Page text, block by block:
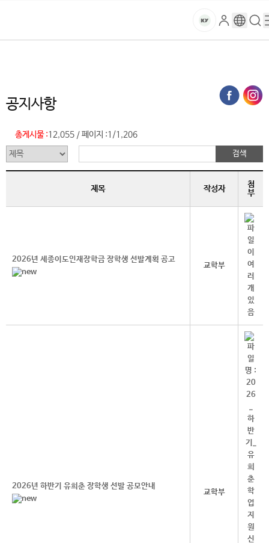
건
대
학
교
마
로
그
구
글
검
색
메
로
공지사항
총게시물 :12,055 /페이지 :1/1,206
제목 작성자
첨
부
2026년 세종이도인재장학금 장학생 선발계획 공고
교학부
2026년 하반기 유희춘 장학생 선발 공모안내
교학부